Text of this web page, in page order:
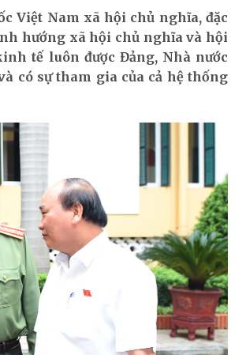
Việt Nam xã hội chủ nghĩa, đặc
hướng xã hội chủ nghĩa và hội
tế luôn được Đảng, Nhà nước
có sự tham gia của cả hệ thống